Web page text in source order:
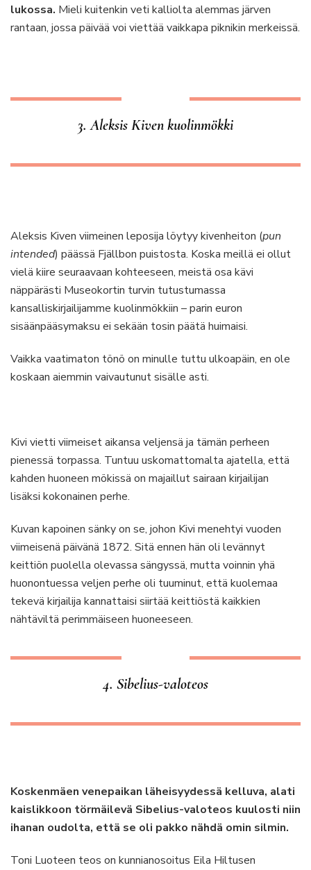
lukossa. Mieli kuitenkin veti kalliolta alemmas järven
rantaan, jossa päivää voi viettää vaikkapa piknikin merkeissä.
3. Aleksis Kiven kuolinmökki
Aleksis Kiven viimeinen leposija löytyy kivenheiton (pun
intended) päässä Fjällbon puistosta. Koska meillä ei ollut
vielä kiire seuraavaan kohteeseen, meistä osa kävi
näppärästi Museokortin turvin tutustumassa
kansalliskirjailijamme kuolinmökkiin – parin euron
sisäänpääsymaksu ei sekään tosin päätä huimaisi.
Vaikka vaatimaton tönö on minulle tuttu ulkoapäin, en ole
koskaan aiemmin vaivautunut sisälle asti.
Kivi vietti viimeiset aikansa veljensä ja tämän perheen
pienessä torpassa. Tuntuu uskomattomalta ajatella, että
kahden huoneen mökissä on majaillut sairaan kirjailijan
lisäksi kokonainen perhe.
Kuvan kapoinen sänky on se, johon Kivi menehtyi vuoden
viimeisenä päivänä 1872. Sitä ennen hän oli levännyt
keittiön puolella olevassa sängyssä, mutta voinnin yhä
huonontuessa veljen perhe oli tuuminut, että kuolemaa
tekevä kirjailija kannattaisi siirtää keittiöstä kaikkien
nähtäviltä perimmäiseen huoneeseen.
4. Sibelius-valoteos
Koskenmäen venepaikan läheisyydessä kelluva, alati
kaislikkoon törmäilevä Sibelius-valoteos kuulosti niin
ihanan oudolta, että se oli pakko nähdä omin silmin.
Toni Luoteen teos on kunnianosoitus Eila Hiltusen